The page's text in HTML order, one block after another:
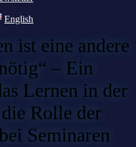
English
ist eine andere
– Ein
Lernen in der
Rolle der
Seminaren